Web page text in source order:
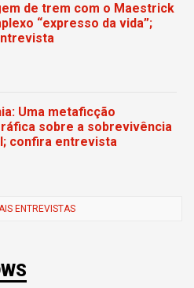
de trem com o Maestrick
“expresso da vida”;
Uma metaficção
sobre a sobrevivência
confira entrevista
ENTREVISTAS